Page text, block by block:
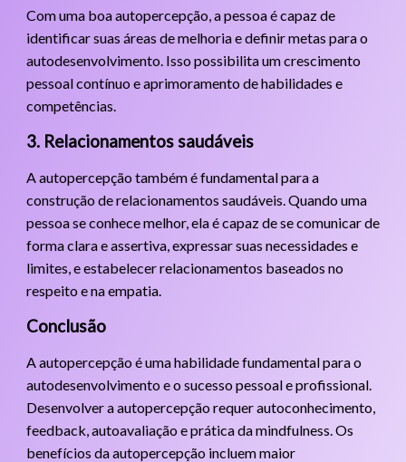
Com uma boa autopercepção, a pessoa é capaz de
identificar suas áreas de melhoria e definir metas para o
autodesenvolvimento. Isso possibilita um crescimento
pessoal contínuo e aprimoramento de habilidades e
competências.
3. Relacionamentos saudáveis
A autopercepção também é fundamental para a
construção de relacionamentos saudáveis. Quando uma
pessoa se conhece melhor, ela é capaz de se comunicar de
forma clara e assertiva, expressar suas necessidades e
limites, e estabelecer relacionamentos baseados no
respeito e na empatia.
Conclusão
A autopercepção é uma habilidade fundamental para o
autodesenvolvimento e o sucesso pessoal e profissional.
Desenvolver a autopercepção requer autoconhecimento,
feedback, autoavaliação e prática da mindfulness. Os
benefícios da autopercepção incluem maior